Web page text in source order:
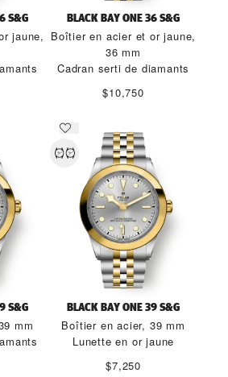
S&G
jaune,
BLACK BAY ONE 36 S&G
Boîtier en acier et or jaune,
36 mm
Cadran serti de diamants
$10,750
S&G
mm
BLACK BAY ONE 39 S&G
Boîtier en acier, 39 mm
Lunette en or jaune
$7,250